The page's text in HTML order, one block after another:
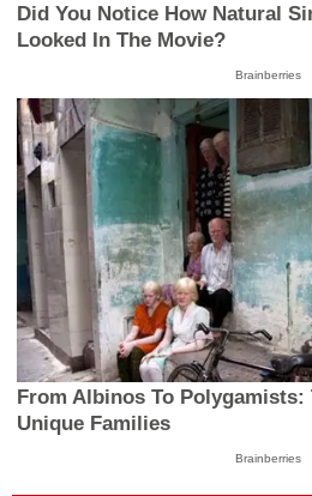
Did You Notice How Natural
Looked In The Movie?
Brainberries
From Albinos To
Unique Families
Brainberries